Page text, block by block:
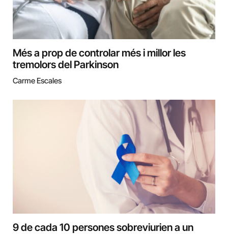
Més a prop de controlar més i millor les
tremolors del Parkinson
Carme Escales
9 de cada 10 persones sobreviurien a un